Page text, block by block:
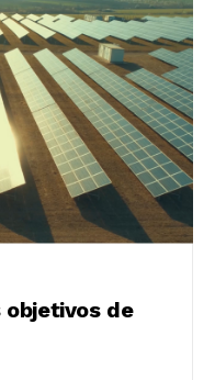
objetivos de